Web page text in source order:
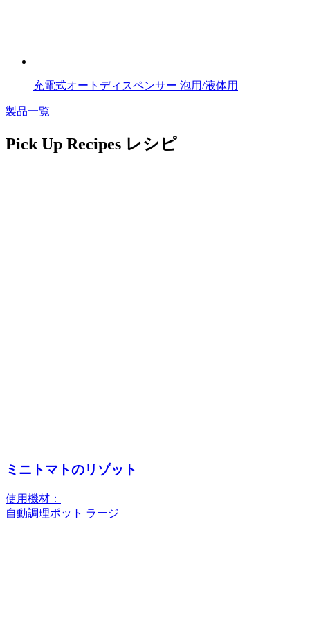
充電式オートディスペンサー 泡用/液体用
製品一覧
Pick Up Recipes レシピ
ミニトマトのリゾット
使用機材：
自動調理ポット ラージ